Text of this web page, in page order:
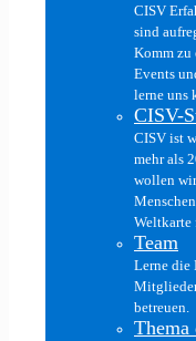
CISV
sind
Komm zu
Events
lerne uns
CISV-
CISV ist
mehr als
wollen
Weltkarte
Team
Lerne die
betreuen.
Thema